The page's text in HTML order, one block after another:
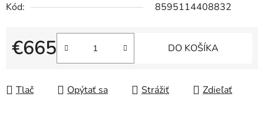
Kód:
8595114408832
€665
Jednotková cena:
DO KOŠÍKA
Tlač Opýtať sa Strážiť Zdieľať